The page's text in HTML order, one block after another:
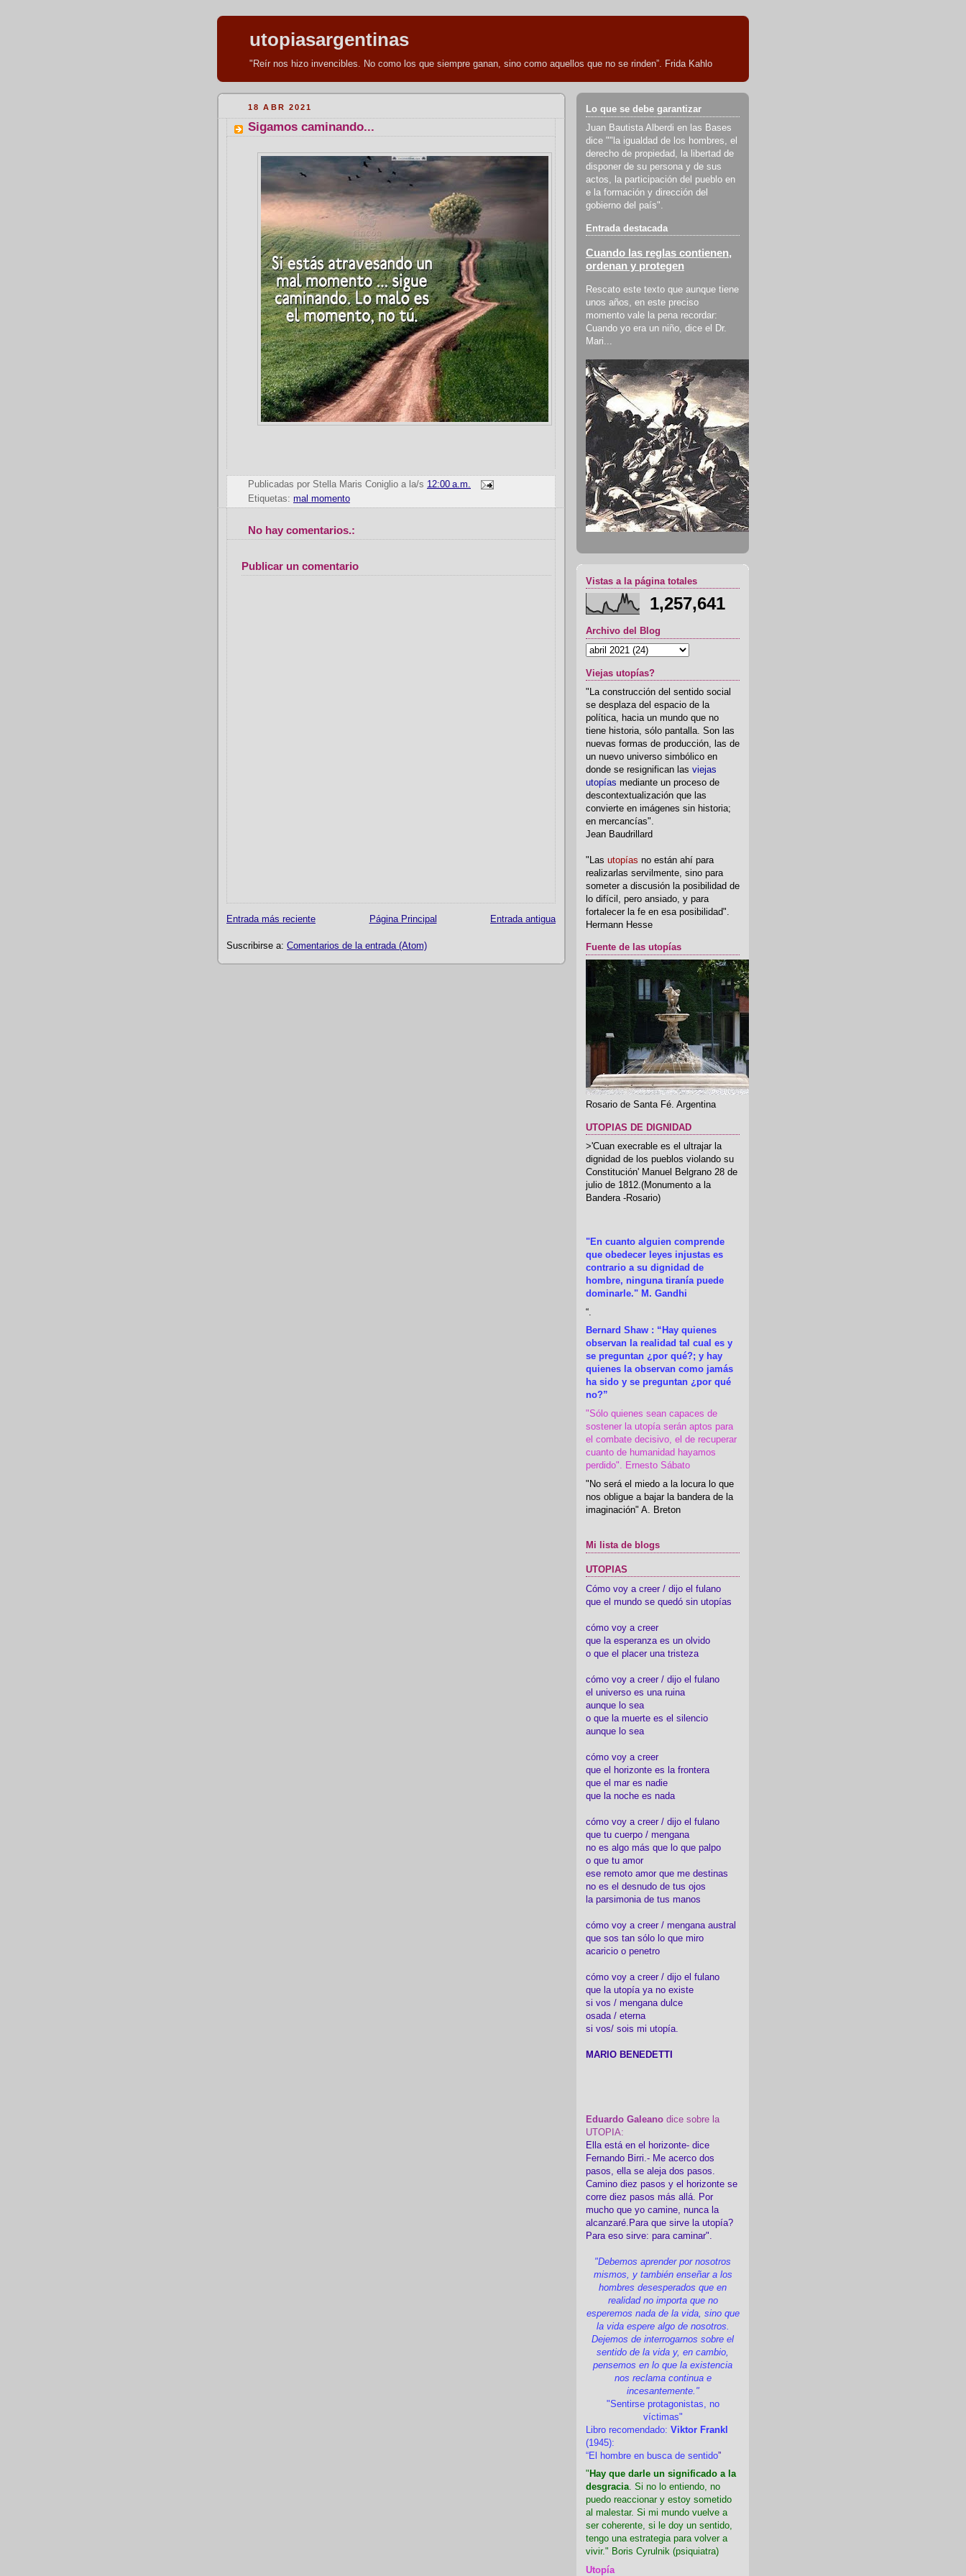
utopiasargentinas
"Reír nos hizo invencibles. No como los que siempre ganan, sino como aquellos que no se rinden”. Frida Kahlo
18 ABR 2021
Sigamos caminando...
Publicadas por Stella Maris Coniglio a la/s 12:00 a.m.
Etiquetas: mal momento
No hay comentarios.:
Publicar un comentario
Entrada más reciente Entrada antigua
Página Principal
Suscribirse a: Comentarios de la entrada (Atom)
Lo que se debe garantizar
Juan Bautista Alberdi en las Bases
dice ""la igualdad de los hombres, el
derecho de propiedad, la libertad de
disponer de su persona y de sus
actos, la participación del pueblo en
e la formación y dirección del
gobierno del país".
Entrada destacada
Cuando las reglas contienen,
ordenan y protegen
Rescato este texto que aunque tiene
unos años, en este preciso
momento vale la pena recordar:
Cuando yo era un niño, dice el Dr.
Mari...
Vistas a la página totales
1,257,641
Archivo del Blog
Viejas utopías?
"La construcción del sentido social
se desplaza del espacio de la
política, hacia un mundo que no
tiene historia, sólo pantalla. Son las
nuevas formas de producción, las de
un nuevo universo simbólico en
donde se resignifican las viejas
utopías mediante un proceso de
descontextualización que las
convierte en imágenes sin historia;
en mercancías".
Jean Baudrillard
"Las utopías no están ahí para
realizarlas servilmente, sino para
someter a discusión la posibilidad de
lo difícil, pero ansiado, y para
fortalecer la fe en esa posibilidad".
Hermann Hesse
Fuente de las utopías
Rosario de Santa Fé. Argentina
UTOPIAS DE DIGNIDAD
>'Cuan execrable es el ultrajar la
dignidad de los pueblos violando su
Constitución' Manuel Belgrano 28 de
julio de 1812.(Monumento a la
Bandera -Rosario)
"En cuanto alguien comprende
que obedecer leyes injustas es
contrario a su dignidad de
hombre, ninguna tiranía puede
dominarle." M. Gandhi
“.
Bernard Shaw : “Hay quienes
observan la realidad tal cual es y
se preguntan ¿por qué?; y hay
quienes la observan como jamás
ha sido y se preguntan ¿por qué
no?”
"Sólo quienes sean capaces de
sostener la utopía serán aptos para
el combate decisivo, el de recuperar
cuanto de humanidad hayamos
perdido". Ernesto Sábato
"No será el miedo a la locura lo que
nos obligue a bajar la bandera de la
imaginación" A. Breton
Mi lista de blogs
UTOPIAS
Cómo voy a creer / dijo el fulano
que el mundo se quedó sin utopías
cómo voy a creer
que la esperanza es un olvido
o que el placer una tristeza
cómo voy a creer / dijo el fulano
el universo es una ruina
aunque lo sea
o que la muerte es el silencio
aunque lo sea
cómo voy a creer
que el horizonte es la frontera
que el mar es nadie
que la noche es nada
cómo voy a creer / dijo el fulano
que tu cuerpo / mengana
no es algo más que lo que palpo
o que tu amor
ese remoto amor que me destinas
no es el desnudo de tus ojos
la parsimonia de tus manos
cómo voy a creer / mengana austral
que sos tan sólo lo que miro
acaricio o penetro
cómo voy a creer / dijo el fulano
que la utopía ya no existe
si vos / mengana dulce
osada / eterna
si vos/ sois mi utopía.
MARIO BENEDETTI
Eduardo Galeano dice sobre la
UTOPIA:
Ella está en el horizonte- dice
Fernando Birri.- Me acerco dos
pasos, ella se aleja dos pasos.
Camino diez pasos y el horizonte se
corre diez pasos más allá. Por
mucho que yo camine, nunca la
alcanzaré.Para que sirve la utopía?
Para eso sirve: para caminar".
"Debemos aprender por nosotros
mismos, y también enseñar a los
hombres desesperados que en
realidad no importa que no
esperemos nada de la vida, sino que
la vida espere algo de nosotros.
Dejemos de interrogarnos sobre el
sentido de la vida y, en cambio,
pensemos en lo que la existencia
nos reclama continua e
incesantemente."
"Sentirse protagonistas, no
víctimas"
Libro recomendado: Viktor Frankl
(1945):
“El hombre en busca de sentido”
" Hay que darle un significado a la
desgracia. Si no lo entiendo, no
puedo reaccionar y estoy sometido
al malestar. Si mi mundo vuelve a
ser coherente, si le doy un sentido,
tengo una estrategia para volver a
vivir." Boris Cyrulnik (psiquiatra)
Utopía